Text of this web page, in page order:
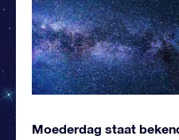
Moederdag staat